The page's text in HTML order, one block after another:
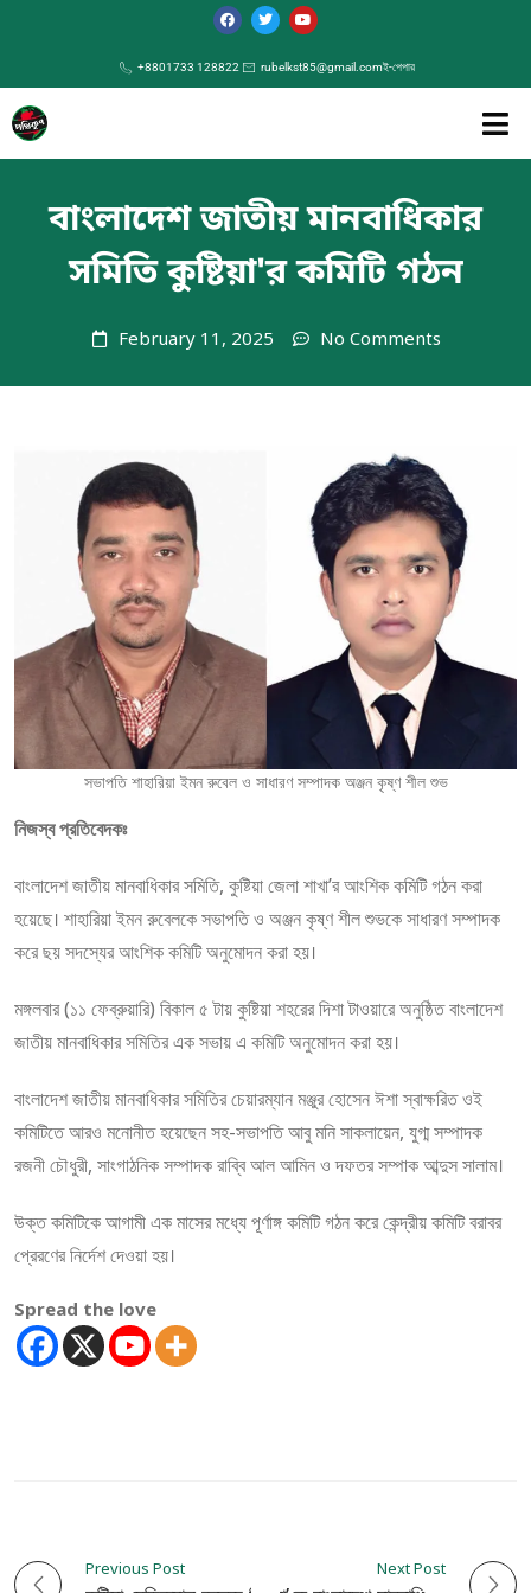
+8801733 128822 rubelkst85@gmail.comই-পেপার
বাংলাদেশ জাতীয় মানবাধিকার
সমিতি কুষ্টিয়া'র কমিটি গঠন
February 11, 2025 No Comments
সভাপতি শাহারিয়া ইমন রুবেল ও সাধারণ সম্পাদক অঞ্জন কৃষ্ণ শীল শুভ
নিজস্ব প্রতিবেদকঃ
বাংলাদেশ জাতীয় মানবাধিকার সমিতি, কুষ্টিয়া জেলা শাখা’র আংশিক কমিটি গঠন করা
হয়েছে। শাহারিয়া ইমন রুবেলকে সভাপতি ও অঞ্জন কৃষ্ণ শীল শুভকে সাধারণ সম্পাদক
করে ছয় সদস্যের আংশিক কমিটি অনুমোদন করা হয়।
মঙ্গলবার (১১ ফেব্রুয়ারি) বিকাল ৫ টায় কুষ্টিয়া শহরের দিশা টাওয়ারে অনুষ্ঠিত বাংলাদেশ
জাতীয় মানবাধিকার সমিতির এক সভায় এ কমিটি অনুমোদন করা হয়।
বাংলাদেশ জাতীয় মানবাধিকার সমিতির চেয়ারম্যান মঞ্জুর হোসেন ঈশা স্বাক্ষরিত ওই
কমিটিতে আরও মনোনীত হয়েছেন সহ-সভাপতি আবু মনি সাকলায়েন, যুগ্ম সম্পাদক
রজনী চৌধুরী, সাংগাঠনিক সম্পাদক রাব্বি আল আমিন ও দফতর সম্পাক আব্দুস সালাম।
উক্ত কমিটিকে আগামী এক মাসের মধ্যে পূর্ণাঙ্গ কমিটি গঠন করে কেন্দ্রীয় কমিটি বরাবর
প্রেরণের নির্দেশ দেওয়া হয়।
Spread the love
P
Previous Post Next Post